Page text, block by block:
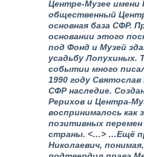
Центре-Музее имени
общественный
основная база СФР.
основании этого
под Фонд и Музей
усадьбу Лопухиных.
событии много
1990 году
СФР наследие.
Рерихов и Центра-
воспринималось как
позитивных
страны. <…> …Ещё
Николаевич,